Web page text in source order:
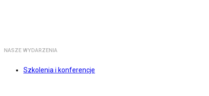
NASZE WYDARZENIA
Szkolenia i konferencje